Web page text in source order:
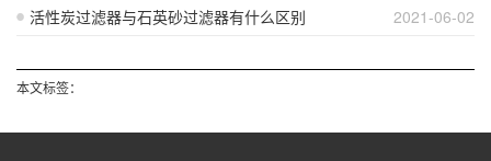
2021-06-02
活性炭过滤器与石英砂过滤器有什么区别
本文标签：